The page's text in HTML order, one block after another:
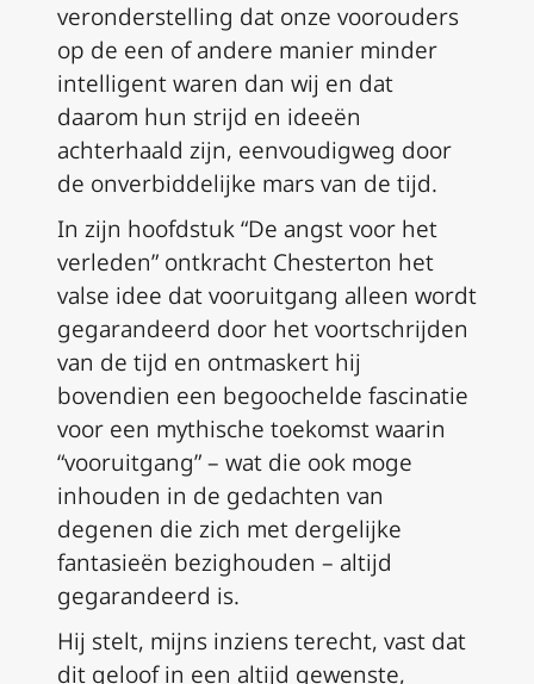
veronderstelling dat onze voorouders
op de een of andere manier minder
intelligent waren dan wij en dat
daarom hun strijd en ideeën
achterhaald zijn, eenvoudigweg door
de onverbiddelijke mars van de tijd.
In zijn hoofdstuk “De angst voor het
verleden” ontkracht Chesterton het
valse idee dat vooruitgang alleen wordt
gegarandeerd door het voortschrijden
van de tijd en ontmaskert hij
bovendien een begoochelde fascinatie
voor een mythische toekomst waarin
“vooruitgang” – wat die ook moge
inhouden in de gedachten van
degenen die zich met dergelijke
fantasieën bezighouden – altijd
gegarandeerd is.
Hij stelt, mijns inziens terecht, vast dat
dit geloof in een altijd gewenste,